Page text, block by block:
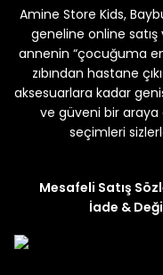
Yeni₺ 250
Amine Store Kids,
geneline online satış
annenin “çocuğuma en
zıbından hastane
aksesuarlara kadar
ve güveni bir
seçimleri
Mesafeli Satış
İade &